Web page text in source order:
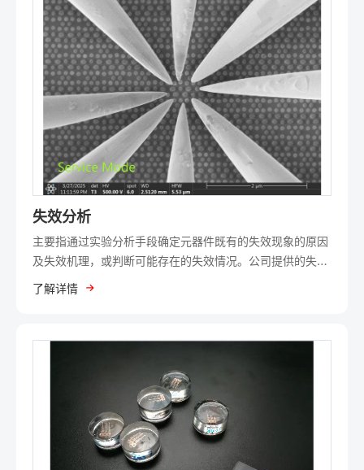
失效分析
主要指通过实验分析手段确定元器件既有的失效现象的原因
及失效机理，或判断可能存在的失效情况。公司提供的失效
分析实验，除了为探究样品失效原因的检测分析外，还包括
为发现潜在失效问题、确保工艺稳定实施的破坏性物理分析
了解详情